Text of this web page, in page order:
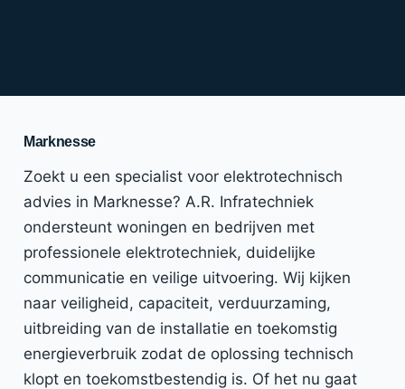
Marknesse
Zoekt u een specialist voor elektrotechnisch
advies in Marknesse? A.R. Infratechniek
ondersteunt woningen en bedrijven met
professionele elektrotechniek, duidelijke
communicatie en veilige uitvoering. Wij kijken
naar veiligheid, capaciteit, verduurzaming,
uitbreiding van de installatie en toekomstig
energieverbruik zodat de oplossing technisch
klopt en toekomstbestendig is. Of het nu gaat